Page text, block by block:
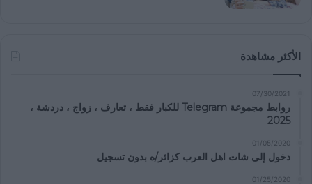
الأكثر مشاهدة
07/30/2021
روابط مجموعة Telegram للكبار فقط ، تعارف ، زواج ، دردشة ،
2025
01/05/2020
دخول إلى شات اهل العرب كزائر/ه بدون تسجيل
01/25/2020